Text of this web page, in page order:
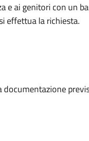
e ai genitori con un
effettua la richiesta.